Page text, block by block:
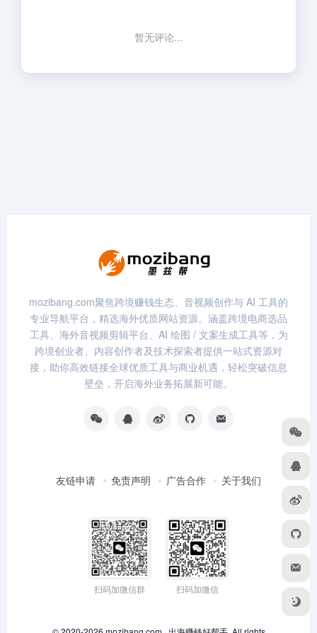
暂无评论...
mozibang.com聚焦跨境赚钱生态、音视频创作与 AI 工具的
专业导航平台，精选海外优质网站资源。涵盖跨境电商选品
工具、海外音视频剪辑平台、AI 绘图 / 文案生成工具等，为
跨境创业者、内容创作者及技术探索者提供一站式资源对
接，助你高效链接全球优质工具与商业机遇，轻松突破信息
壁垒，开启海外业务拓展新可能。
友链申请 免责声明 广告合作 关于我们
扫码加微信群 扫码加微信